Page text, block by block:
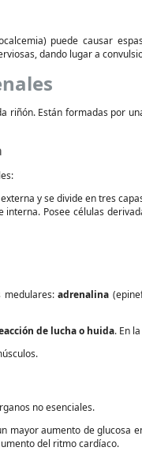
puede causar
dando lugar a
riñón. Están formadas por
y se divide en tres
interna. Posee células
medulares:adrenalina
de lucha o huida. En
no esenciales.
mayor aumento de glucosa
del ritmo cardíaco.